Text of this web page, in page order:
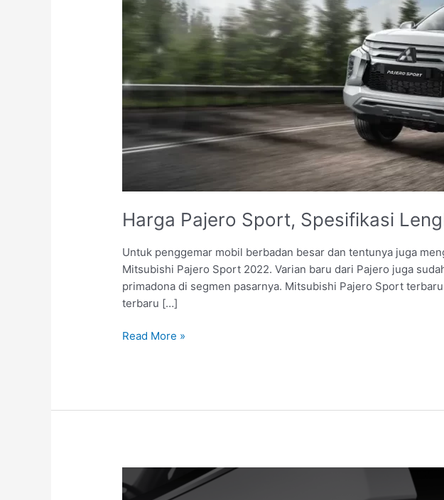
Harga Pajero Sport, Spesifikasi
Untuk penggemar mobil berbadan besar dan tentunya juga
Mitsubishi Pajero Sport 2022. Varian baru dari Pajero juga
primadona di segmen pasarnya. Mitsubishi Pajero Sport
terbaru […]
Read More »
Review
Kelebihan